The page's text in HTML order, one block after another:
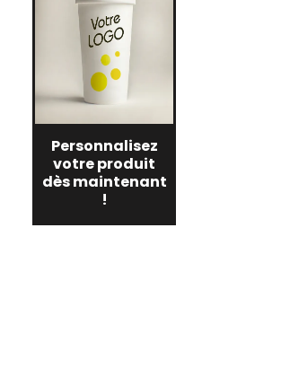
Personnalisez
votre produit
dès maintenant
!